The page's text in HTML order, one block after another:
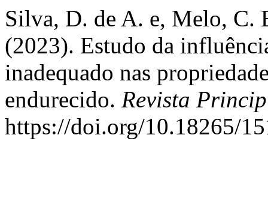
Silva, D. de A. e, Melo, C.
(2023). Estudo da
inadequado nas
endurecido. Revista
https://doi.org/10.18265/